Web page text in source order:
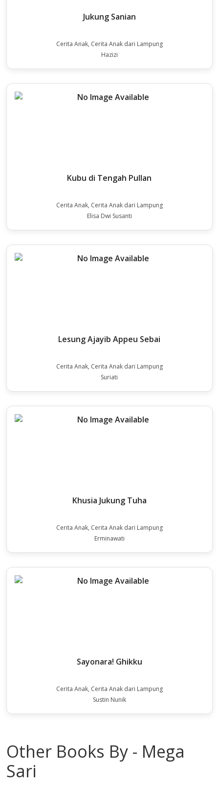
Jukung Sanian
Cerita Anak, Cerita Anak dari Lampung
Hazizi
Kubu di Tengah Pullan
Cerita Anak, Cerita Anak dari Lampung
Elisa Dwi Susanti
Lesung Ajayib Appeu Sebai
Cerita Anak, Cerita Anak dari Lampung
Suriati
Khusia Jukung Tuha
Cerita Anak, Cerita Anak dari Lampung
Erminawati
Sayonara! Ghikku
Cerita Anak, Cerita Anak dari Lampung
Sustin Nunik
Other Books By - Mega
Sari